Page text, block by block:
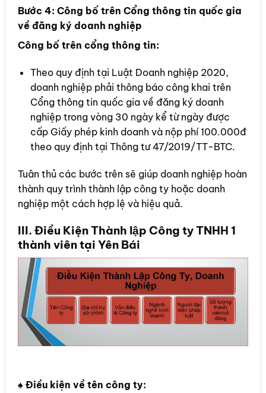
Bước 4: Công bố trên Cổng thông tin quốc gia
về đăng ký doanh nghiệp
Công bố trên cổng thông tin:
Theo quy định tại Luật Doanh nghiệp 2020,
doanh nghiệp phải thông báo công khai trên
Cổng thông tin quốc gia về đăng ký doanh
nghiệp trong vòng 30 ngày kể từ ngày được
cấp Giấy phép kinh doanh và nộp phí 100.000đ
theo quy định tại Thông tư 47/2019/TT-BTC.
Tuân thủ các bước trên sẽ giúp doanh nghiệp hoàn
thành quy trình thành lập công ty hoặc doanh
nghiệp một cách hợp lệ và hiệu quả.
III. Điều Kiện Thành lập Công ty TNHH 1
thành viên tại Yên Bái
♠ Điều kiện về tên công ty: